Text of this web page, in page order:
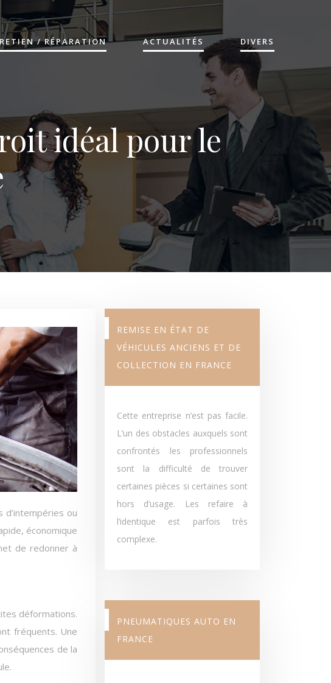
/ RÉPARATION ACTUALITÉS DIVERS
idéal pour le
économique
de redonner à
déformations.
fréquents. Une
de la
REMISE EN ÉTAT DE
VÉHICULES ANCIENS ET DE
COLLECTION EN FRANCE
Cette entreprise n’est pas facile.
L’un des obstacles auxquels sont
confrontés les professionnels
sont la difficulté de trouver
certaines pièces si certaines sont
hors d’usage. Les refaire à
l’identique est parfois très
complexe.
PNEUMATIQUES AUTO EN
FRANCE